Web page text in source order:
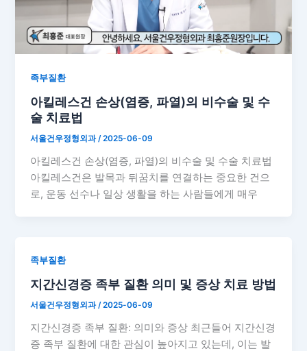
족부질환
아킬레스건 손상(염증, 파열)의 비수술 및 수
술 치료법
서울건우정형외과 /2025-06-09
아킬레스건 손상(염증, 파열)의 비수술 및 수술 치료법
아킬레스건은 발목과 뒤꿈치를 연결하는 중요한 건으
로, 운동 선수나 일상 생활을 하는 사람들에게 매우
족부질환
지간신경증 족부 질환 의미 및 증상 치료 방법
서울건우정형외과/2025-06-09
지간신경증 족부 질환: 의미와 증상 최근들어 지간신경
증 족부 질환에 대한 관심이 높아지고 있는데, 이는 발